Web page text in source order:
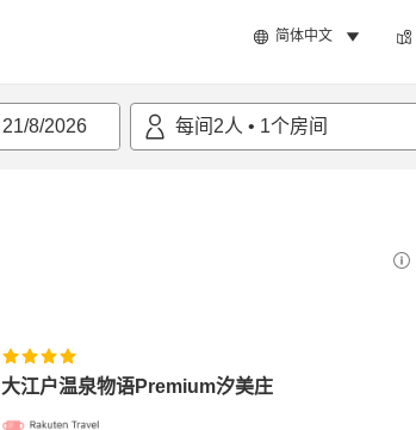
简体中文
21/8/2026 每间 2人 • 1个房间
大江户温泉物语Premium汐美庄